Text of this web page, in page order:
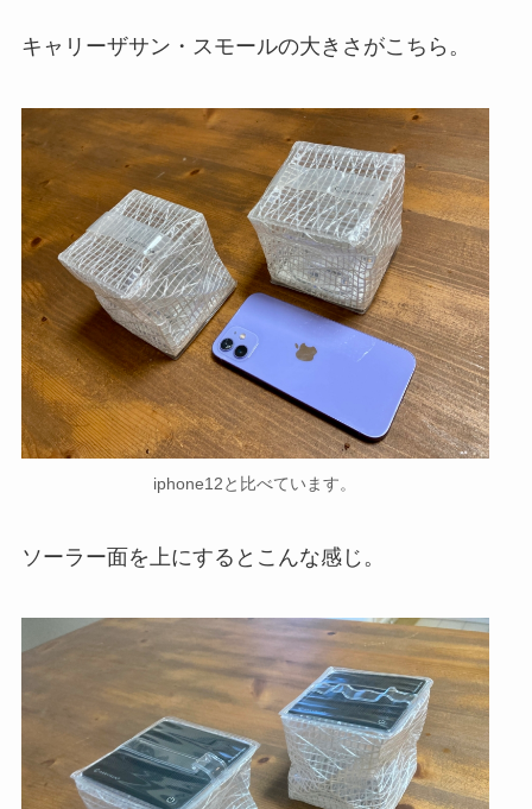
キャリーザサン・スモールの大きさがこちら。
iphone12と比べています。
ソーラー面を上にするとこんな感じ。